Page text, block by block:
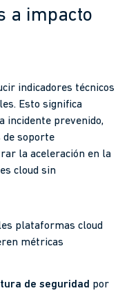
a impacto
indicadores técnicos
Esto significa
incidente prevenido,
de soporte
la aceleración en la
cloud sin
plataformas cloud
métricas
de seguridad por